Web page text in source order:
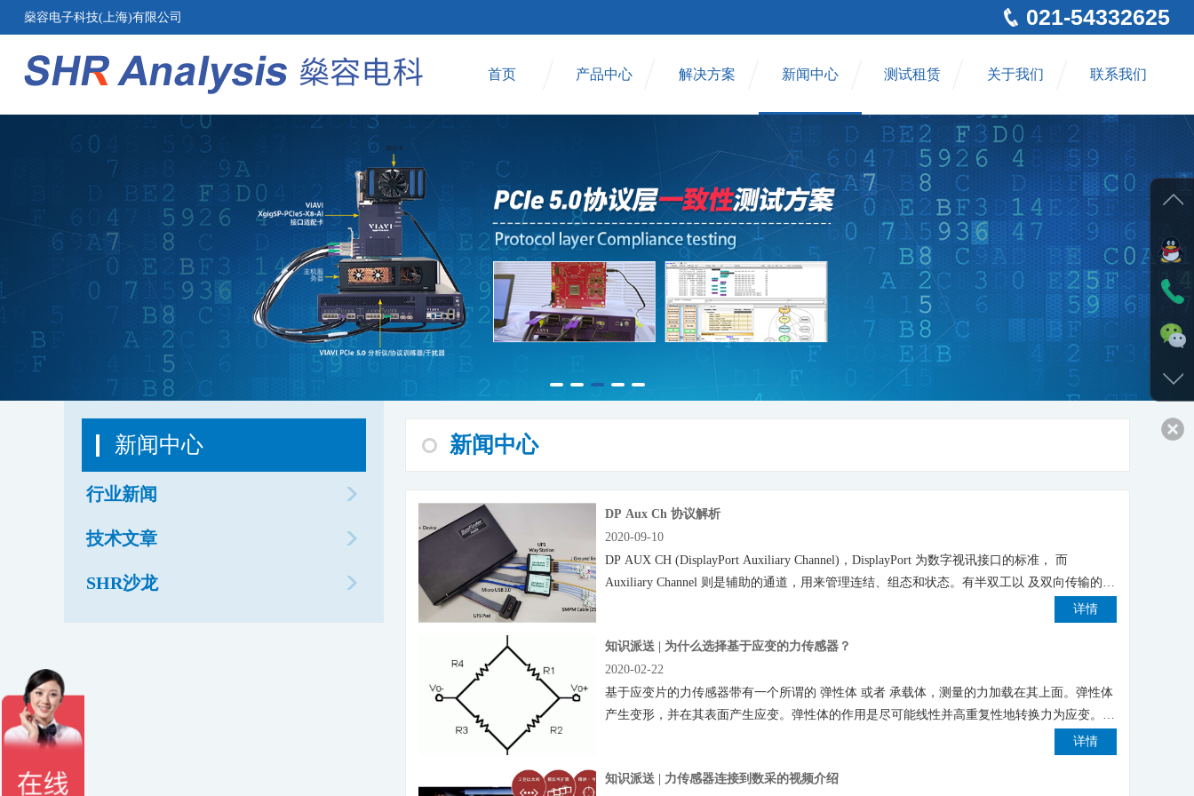
燊容电子科技(上海)有限公司 021-54332625
首页 产品中心 解决方案 新闻中心 测试租赁 关于我们 联系我们
新闻中心
行业新闻
技术文章
SHR沙龙
新闻中心
DP Aux Ch 协议解析
2020-09-10
DP AUX CH (DisplayPort Auxiliary Channel)，DisplayPort 为数字视讯接口的标准， 而
Auxiliary Channel 则是辅助的通道，用来管理连结、组态和状态。有半双工以 及双向传输的特
详情
知识派送 | 为什么选择基于应变的力传感器？
2020-02-22
基于应变片的力传感器带有一个所谓的 弹性体 或者 承载体，测量的力加载在其上面。弹性体
产生变形，并在其表面产生应变。弹性体的作用是尽可能线性并高重复性地转换力为应变。许
多力传感器的特性由材料和弹性体的结构来决定。传感器的实际测量部件是 应变片(SG), 其包
详情
知识派送 | 力传感器连接到数采的视频介绍